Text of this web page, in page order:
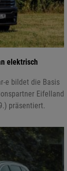
elektrisch
e bildet die Basis
Eifelland
präsentiert.